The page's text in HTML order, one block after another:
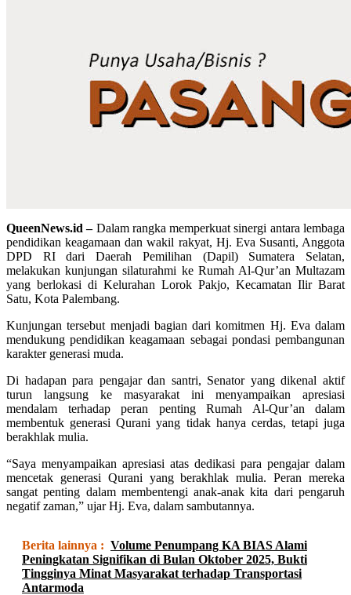
QueenNews.id –Dalam rangka memperkuat sinergi antara lembaga
pendidikan keagamaan dan wakil rakyat, Hj. Eva Susanti, Anggota
DPD RI dari Daerah Pemilihan (Dapil) Sumatera Selatan,
melakukan kunjungan silaturahmi ke Rumah Al-Qur’an Multazam
yang berlokasi di Kelurahan Lorok Pakjo, Kecamatan Ilir Barat
Satu, Kota Palembang.
Kunjungan tersebut menjadi bagian dari komitmen Hj. Eva dalam
mendukung pendidikan keagamaan sebagai pondasi pembangunan
karakter generasi muda.
Di hadapan para pengajar dan santri, Senator yang dikenal aktif
turun langsung ke masyarakat ini menyampaikan apresiasi
mendalam terhadap peran penting Rumah Al-Qur’an dalam
membentuk generasi Qurani yang tidak hanya cerdas, tetapi juga
berakhlak mulia.
“Saya menyampaikan apresiasi atas dedikasi para pengajar dalam
mencetak generasi Qurani yang berakhlak mulia. Peran mereka
sangat penting dalam membentengi anak-anak kita dari pengaruh
negatif zaman,” ujar Hj. Eva, dalam sambutannya.
Berita lainnya : Volume Penumpang KA BIAS Alami
Peningkatan Signifikan di Bulan Oktober 2025, Bukti
Tingginya Minat Masyarakat terhadap Transportasi
Antarmoda